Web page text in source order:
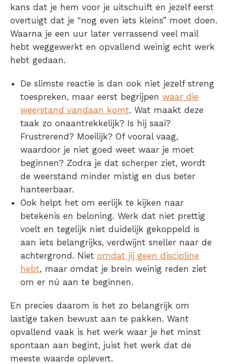
kans dat je hem voor je uitschuift en jezelf eerst
overtuigt dat je “nog even iets kleins” moet doen.
Waarna je een uur later verrassend veel mail
hebt weggewerkt en opvallend weinig echt werk
hebt gedaan.
De slimste reactie is dan ook niet jezelf streng
toespreken, maar eerst begrijpen waar die
weerstand vandaan komt. Wat maakt deze
taak zo onaantrekkelijk? Is hij saai?
Frustrerend? Moeilijk? Of vooral vaag,
waardoor je niet goed weet waar je moet
beginnen? Zodra je dat scherper ziet, wordt
de weerstand minder mistig en dus beter
hanteerbaar.
Ook helpt het om eerlijk te kijken naar
betekenis en beloning. Werk dat niet prettig
voelt en tegelijk niet duidelijk gekoppeld is
aan iets belangrijks, verdwijnt sneller naar de
achtergrond. Niet omdat jij geen discipline
hebt, maar omdat je brein weinig reden ziet
om er nú aan te beginnen.
En precies daarom is het zo belangrijk om
lastige taken bewust aan te pakken. Want
opvallend vaak is het werk waar je het minst
spontaan aan begint, juist het werk dat de
meeste waarde oplevert.